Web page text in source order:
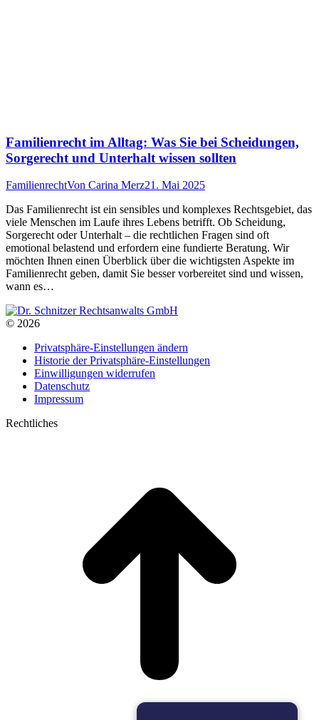
Familienrecht im Alltag: Was Sie bei Scheidungen,
Sorgerecht und Unterhalt wissen sollten
FamilienrechtVon Carina Merz21. Mai 2025
Das Familienrecht ist ein sensibles und komplexes Rechtsgebiet, das
viele Menschen im Laufe ihres Lebens betrifft. Ob Scheidung,
Sorgerecht oder Unterhalt – die rechtlichen Fragen sind oft
emotional belastend und erfordern eine fundierte Beratung. Wir
möchten Ihnen einen Überblick über die wichtigsten Aspekte im
Familienrecht geben, damit Sie besser vorbereitet sind und wissen,
wann es…
© 2026
Privatsphäre-Einstellungen ändern
Historie der Privatsphäre-Einstellungen
Einwilligungen widerrufen
Datenschutz
Impressum
Rechtliches